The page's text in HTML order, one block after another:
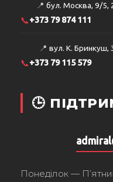
📍 бул. Москва, 9/5,
📞+373 79 874 111
📍 вул. К. Бринкуш,
📞+373 79 115 579
🕒
Понеділок —